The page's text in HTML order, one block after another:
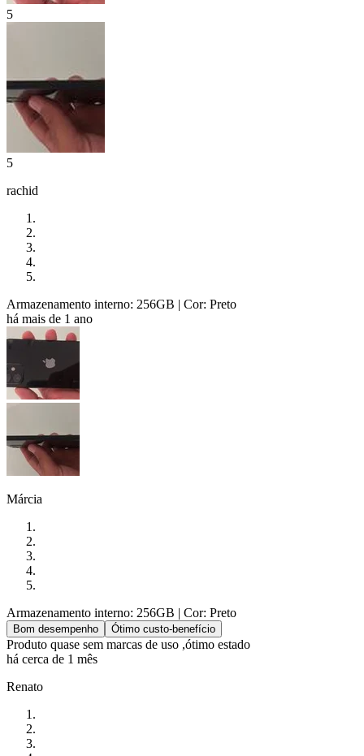
5
5
rachid
Armazenamento interno: 256GB | Cor: Preto
há mais de 1 ano
Márcia
Armazenamento interno: 256GB | Cor: Preto
Bom desempenho Ótimo custo-benefício
Produto quase sem marcas de uso ,ótimo estado
há cerca de 1 mês
Renato